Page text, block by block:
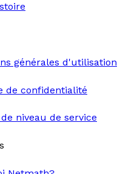
générales d'utilisation
de confidentialité
niveau de service